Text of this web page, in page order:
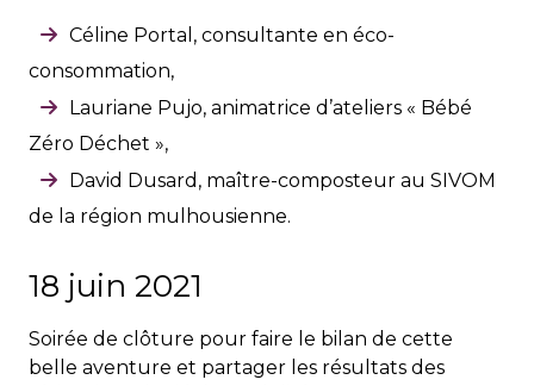
Céline Portal, consultante en éco-
consommation,
Lauriane Pujo, animatrice d’ateliers « Bébé
Zéro Déchet »,
David Dusard, maître-composteur au SIVOM
de la région mulhousienne.
18 juin 2021
Soirée de clôture pour faire le bilan de cette
belle aventure et partager les résultats des